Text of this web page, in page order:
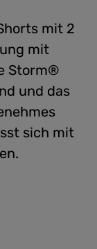
mit 2
mit
Storm®
und das
sich mit